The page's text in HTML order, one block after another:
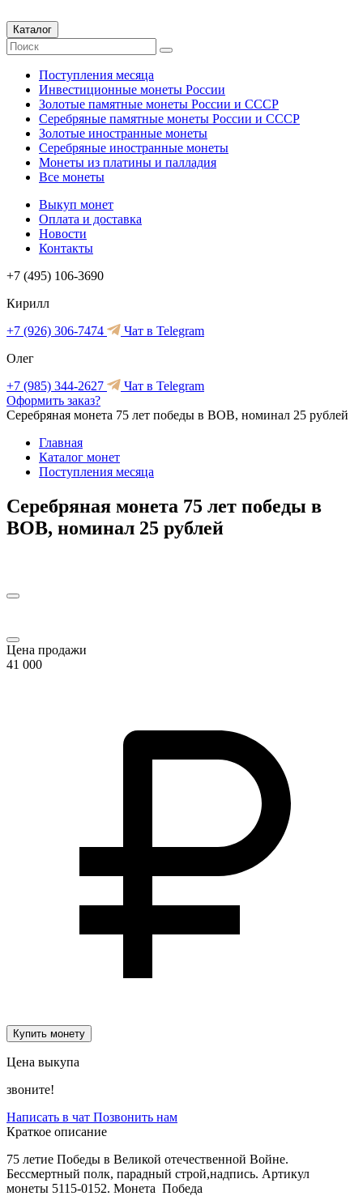
Каталог
Поступления месяца
Инвестиционные монеты России
Золотые памятные монеты России и СССР
Серебряные памятные монеты России и СССР
Золотые иностранные монеты
Серебряные иностранные монеты
Монеты из платины и палладия
Все монеты
Выкуп монет
Оплата и доставка
Новости
Контакты
+7 (495) 106-3690
Кирилл
+7 (926) 306-7474
Чат в Telegram
Олег
+7 (985) 344-2627
Чат в Telegram
Оформить заказ?
Серебряная монета 75 лет победы в ВОВ, номинал 25 рублей
Главная
Каталог монет
Поступления месяца
Серебряная монета 75 лет победы в
ВОВ, номинал 25 рублей
Цена продажи
41 000
Купить монету
Цена выкупа
звоните!
Написать в чат Позвонить нам
Краткое описание
75 летие Победы в Великой отечественной Войне.
Бессмертный полк, парадный строй,надпись. Артикул
монеты 5115-0152. Монета Победа